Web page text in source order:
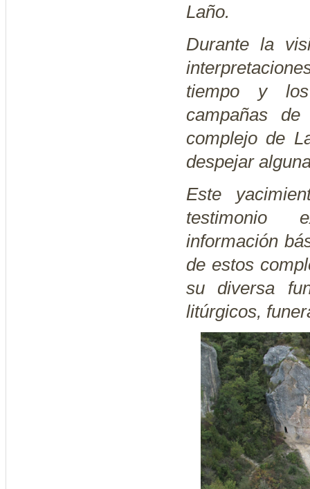
Laño.
Durante la
tiempo y
campañas
complejo de
despejar
Este
testimonio
información
de estos
su diversa
litúrgicos,